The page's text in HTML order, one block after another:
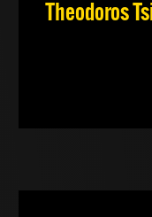
Theodoros